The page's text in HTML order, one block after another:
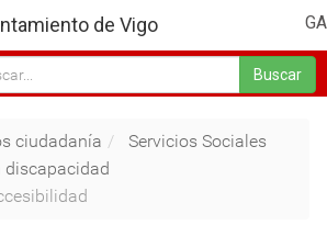
GA
de Vigo
Buscar
ciudadanía
Servicios Sociales
discapacidad